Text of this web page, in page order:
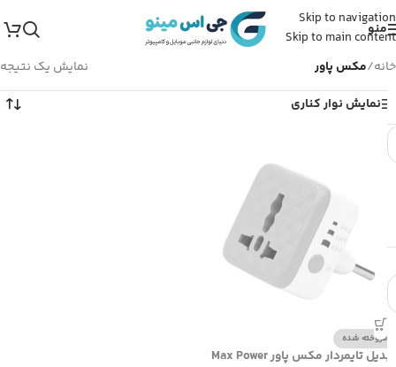
Skip to navigation
Skip to main content
منو
خانه/مکس پاور
نمایش یک نتیجه
نمایش نوار کناری
فروخته شده
تبدیل تایمردار مکس پاور Max Power